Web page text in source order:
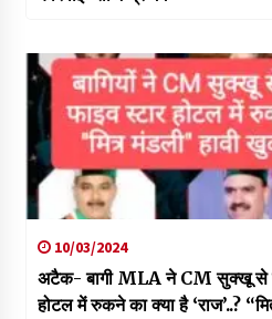
10/03/2024
अटैक- बागी MLA ने CM सुक्खू से
होटल में रुकने का क्या है ‘राज’..?